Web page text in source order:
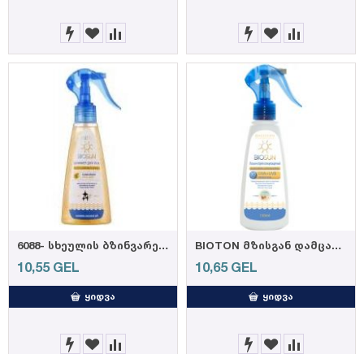
6088- სხეულის ბზინვარება ქოქოსის ზეთით
10,55 GEL
ᲧᲘᲓᲕᲐ
BIOTON მზისგან დამცავი სპრეი ლოსიონი (SPF 30) 150მლ
10,65 GEL
ᲧᲘᲓᲕᲐ